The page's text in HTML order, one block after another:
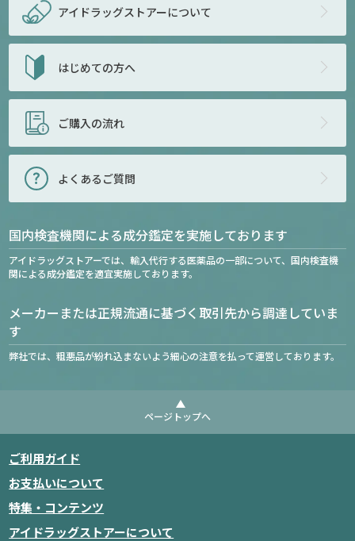
アイドラッグストアーについて
はじめての方へ
ご購入の流れ
よくあるご質問
国内検査機関による成分鑑定を実施しております
アイドラッグストアーでは、輸入代行する医薬品の一部について、国内検査機
関による成分鑑定を適宜実施しております。
メーカーまたは正規流通に基づく取引先から調達していま
す
弊社では、粗悪品が紛れ込まないよう細心の注意を払って運営しております。
ページトップへ
ご利用ガイド
お支払いについて
特集・コンテンツ
アイドラッグストアーについて